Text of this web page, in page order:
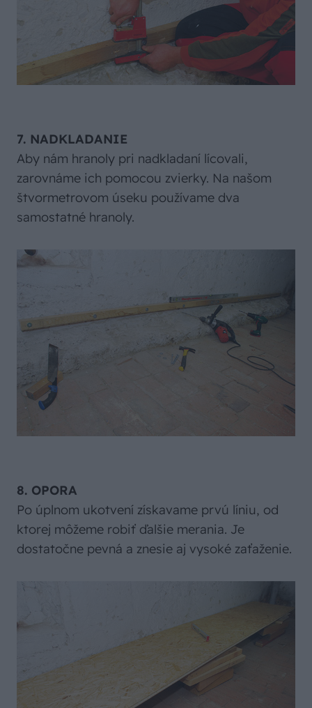
7. NADKLADANIE
Aby nám hranoly pri nadkladaní lícovali,
zarovnáme ich pomocou zvierky. Na našom
štvormetrovom úseku používame dva
samostatné hranoly.
8. OPORA
Po úplnom ukotvení získavame prvú líniu, od
ktorej môžeme robiť ďalšie merania. Je
dostatočne pevná a znesie aj vysoké zaťaženie.